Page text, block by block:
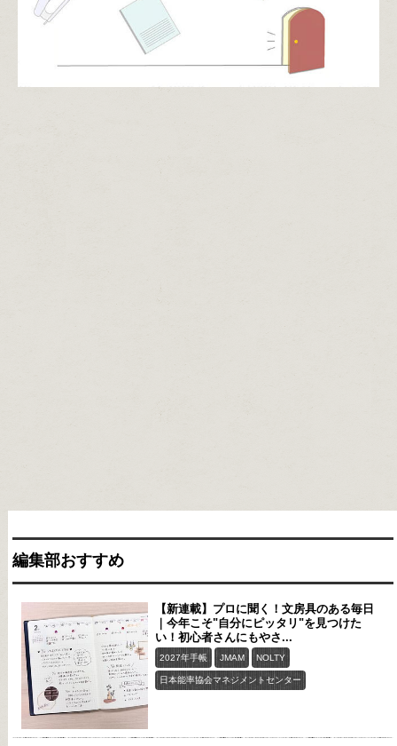
編集部おすすめ
【新連載】プロに聞く！文房具のある毎日
｜今年こそ"自分にピッタリ"を見つけた
い！初心者さんにもやさ...
2027年手帳 JMAM NOLTY
日本能率協会マネジメントセンター